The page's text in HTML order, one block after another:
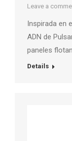
Leave a
Inspirada en
ADN de
paneles
Details